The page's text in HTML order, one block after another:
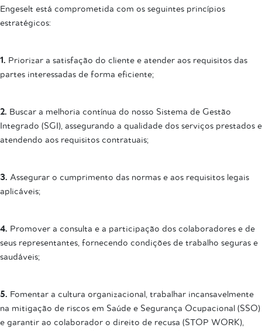
Engeselt está comprometida com os seguintes princípios
estratégicos:
1. Priorizar a satisfação do cliente e atender aos requisitos das
partes interessadas de forma eficiente;
2. Buscar a melhoria contínua do nosso Sistema de Gestão
Integrado (SGI), assegurando a qualidade dos serviços prestados e
atendendo aos requisitos contratuais;
3. Assegurar o cumprimento das normas e aos requisitos legais
aplicáveis;
4. Promover a consulta e a participação dos colaboradores e de
seus representantes, fornecendo condições de trabalho seguras e
saudáveis;
5. Fomentar a cultura organizacional, trabalhar incansavelmente
na mitigação de riscos em Saúde e Segurança Ocupacional (SSO)
e garantir ao colaborador o direito de recusa (STOP WORK),